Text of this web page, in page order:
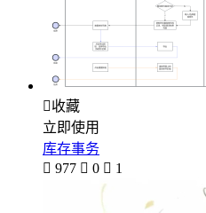
收藏
立即使用
库存事务
 977  0  1